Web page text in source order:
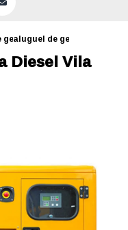
aluguel de geradores a
Diesel Vila